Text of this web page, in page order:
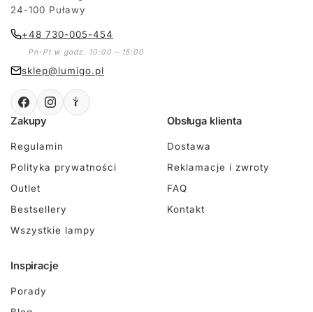
24-100 Puławy
+48 730-005-454
Pn-Pt w godz. 10:00 – 15:00
sklep@lumigo.pl
Zakupy
Regulamin
Polityka prywatności
Outlet
Bestsellery
Wszystkie lampy
Obsługa klienta
Dostawa
Reklamacje i zwroty
FAQ
Kontakt
Inspiracje
Porady